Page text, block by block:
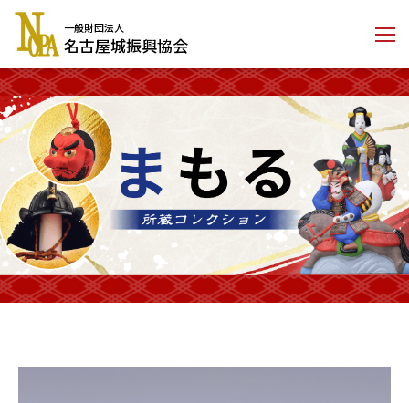
ン
ツ
に
ス
キ
ッ
プ
一般財団法人
名古屋城振興協会